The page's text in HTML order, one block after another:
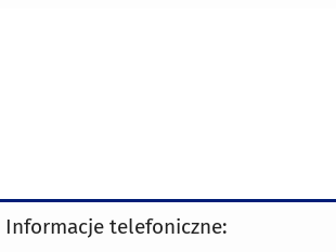
Informacje telefoniczne: